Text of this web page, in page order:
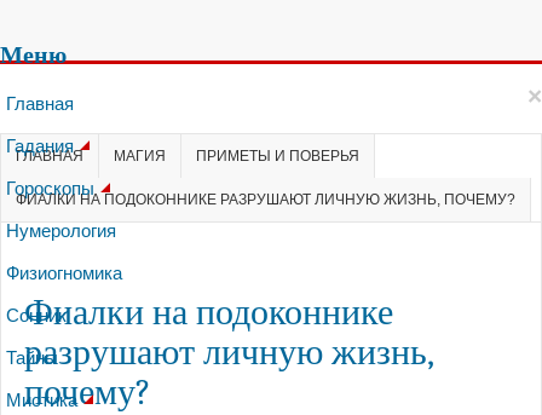
Меню
×
Главная
Гадания
Гороскопы
Нумерология
Физиогномика
Сонник
Тайны
Мистика
ГЛАВНАЯ МАГИЯ ПРИМЕТЫ И ПОВЕРЬЯ
ФИАЛКИ НА ПОДОКОННИКЕ РАЗРУШАЮТ ЛИЧНУЮ ЖИЗНЬ, ПОЧЕМУ?
Фиалки на подоконнике
разрушают личную жизнь,
почему?